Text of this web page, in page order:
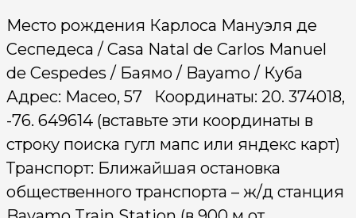
Место рождения Карлоса Мануэля де
Сеспедеса / Casa Natal de Carlos Manuel
de Cespedes / Баямо / Bayamo / Куба
Адрес: Maceo, 57 Координаты: 20. 374018,
-76. 649614 (вставьте эти координаты в
строку поиска гугл мапс или яндекс карт)
Транспорт: Ближайшая остановка
общественного транспорта – ж/д станция